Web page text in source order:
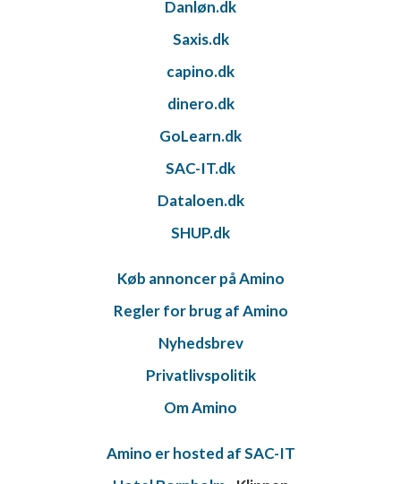
Danløn.dk
Saxis.dk
capino.dk
dinero.dk
GoLearn.dk
SAC-IT.dk
Dataloen.dk
SHUP.dk
Køb annoncer på Amino
Regler for brug af Amino
Nyhedsbrev
Privatlivspolitik
Om Amino
Amino er hosted af SAC-IT